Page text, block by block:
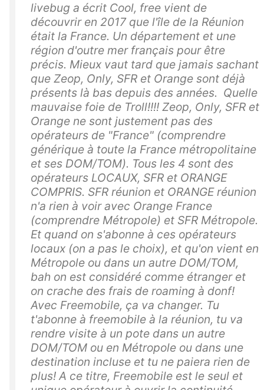
livebug a écrit Cool, free vient de
découvrir en 2017 que l'île de la Réunion
était la France. Un département et une
région d'outre mer français pour être
précis. Mieux vaut tard que jamais sachant
que Zeop, Only, SFR et Orange sont déjà
présents là bas depuis des années. Quelle
mauvaise foie de Troll!!!! Zeop, Only, SFR et
Orange ne sont justement pas des
opérateurs de "France" (comprendre
générique à toute la France métropolitaine
et ses DOM/TOM). Tous les 4 sont des
opérateurs LOCAUX, SFR et ORANGE
COMPRIS. SFR réunion et ORANGE réunion
n'a rien à voir avec Orange France
(comprendre Métropole) et SFR Métropole.
Et quand on s'abonne à ces opérateurs
locaux (on a pas le choix), et qu'on vient en
Métropole ou dans un autre DOM/TOM,
bah on est considéré comme étranger et
on crache des frais de roaming à donf!
Avec Freemobile, ça va changer. Tu
t'abonne à freemobile à la réunion, tu va
rendre visite à un pote dans un autre
DOM/TOM ou en Métropole ou dans une
destination incluse et tu ne paiera rien de
plus! A ce titre, Freemobile est le seul et